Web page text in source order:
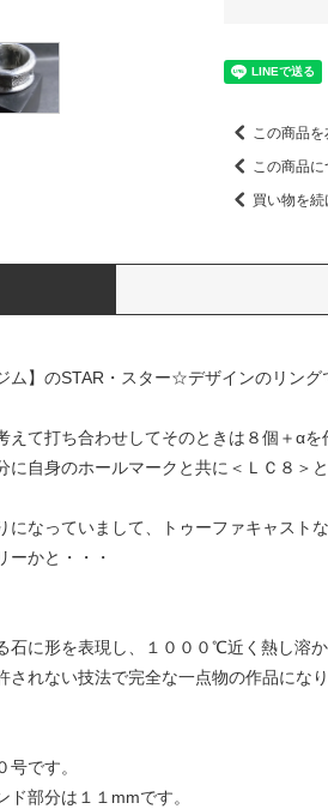
この商品
この商品
買い物を続
】のSTAR・スター☆デザインのリング
て打ち合わせしてそのときは８個＋α
自身のホールマークと共に＜ＬＣ８＞
なっていまして、トゥーファキャスト
ーかと・・・
石に形を表現し、１０００℃近く熱し溶
れない技法で完全な一点物の作品になり
です。
部分は１１mmです。